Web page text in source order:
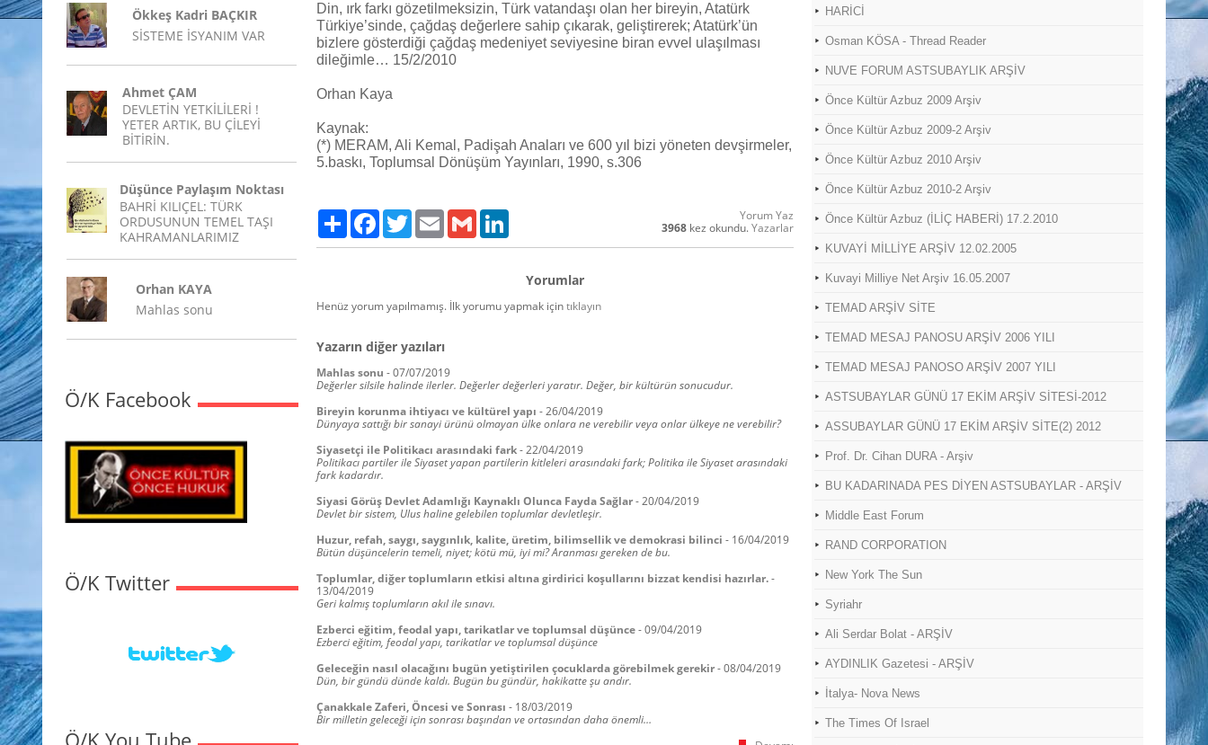
Ökkeş Kadri BAÇKIR
SİSTEME İSYANIM VAR
Ahmet ÇAM
DEVLETİN YETKİLİLERİ !
YETER ARTIK, BU ÇİLEYİ
BİTİRİN.
Düşünce Paylaşım Noktası
BAHRİ KILIÇEL: TÜRK
ORDUSUNUN TEMEL TAŞI
KAHRAMANLARIMIZ
Orhan KAYA
Mahlas sonu
Ö/K Facebook
Ö/K Twitter
Ö/K You Tube
Din, ırk farkı gözetilmeksizin, Türk vatandaşı olan her bireyin, Atatürk
Türkiye’sinde, çağdaş değerlere sahip çıkarak, geliştirerek; Atatürk’ün
bizlere gösterdiği çağdaş medeniyet seviyesine biran evvel ulaşılması
dileğimle… 15/2/2010
Orhan Kaya
Kaynak:
(*) MERAM, Ali Kemal, Padişah Anaları ve 600 yıl bizi yöneten devşirmeler,
5.baskı, Toplumsal Dönüşüm Yayınları, 1990, s.306
Paylaş FacebookTwitter Email Gmail
Yorum Yaz
3968 kez okundu.Yazarlar
Yorumlar
Henüz yorum yapılmamış. İlk yorumu yapmak içintıklayın
Yazarın diğer yazıları
Mahlas sonu -07/07/2019
Değerler silsile halinde ilerler. Değerler değerleri yaratır. Değer, bir kültürün sonucudur.
Bireyin korunma ihtiyacı ve kültürel yapı -26/04/2019
Dünyaya sattığı bir sanayi ürünü olmayan ülke onlara ne verebilir veya onlar ülkeye ne verebilir?
Siyasetçi ile Politikacı arasındaki fark-22/04/2019
Politikacı partiler ile Siyaset yapan partilerin kitleleri arasındaki fark; Politika ile Siyaset arasındaki
fark kadardır.
Siyasi Görüş Devlet Adamlığı Kaynaklı Olunca Fayda Sağlar-20/04/2019
Devlet bir sistem, Ulus haline gelebilen toplumlar devletleşir.
Huzur, refah, saygı, saygınlık, kalite, üretim, bilimsellik ve demokrasi bilinci - 16/04/2019
Bütün düşüncelerin temeli, niyet; kötü mü, iyi mi? Aranması gereken de bu.
Toplumlar, diğer toplumların etkisi altına girdirici koşullarını bizzat kendisi hazırlar.-
13/04/2019
Geri kalmış toplumların akıl ile sınavı.
Ezberci eğitim, feodal yapı, tarikatlar ve toplumsal düşünce-09/04/2019
Ezberci eğitim, feodal yapı, tarikatlar ve toplumsal düşünce
Geleceğin nasıl olacağını bugün yetiştirilen çocuklarda görebilmek gerekir-08/04/2019
Dün, bir gündü dünde kaldı. Bugün bu gündür, hakikatte şu andır.
Çanakkale Zaferi, Öncesi ve Sonrası - 18/03/2019
Bir milletin geleceği için sonrası başından ve ortasından daha önemli…
HARİCİ
Osman KÖSA - Thread Reader
NUVE FORUM ASTSUBAYLIK ARŞİV
Önce Kültür Azbuz 2009 Arşiv
Önce Kültür Azbuz 2009-2 Arşiv
Önce Kültür Azbuz 2010 Arşiv
Önce Kültür Azbuz 2010-2 Arşiv
Önce Kültür Azbuz (İLİÇ HABERİ) 17.2.2010
KUVAYİ MİLLİYE ARŞİV 12.02.2005
Kuvayi Milliye Net Arşiv 16.05.2007
TEMAD ARŞİV SİTE
TEMAD MESAJ PANOSU ARŞİV 2006 YILI
TEMAD MESAJ PANOSO ARŞİV 2007 YILI
ASTSUBAYLAR GÜNÜ 17 EKİM ARŞİV SİTESİ-2012
ASSUBAYLAR GÜNÜ 17 EKİM ARŞİV SİTE(2) 2012
Prof. Dr. Cihan DURA - Arşiv
BU KADARINADA PES DİYEN ASTSUBAYLAR - ARŞİV
Middle East Forum
RAND CORPORATION
New York The Sun
Syriahr
Ali Serdar Bolat - ARŞİV
AYDINLIK Gazetesi - ARŞİV
İtalya- Nova News
The Times Of Israel